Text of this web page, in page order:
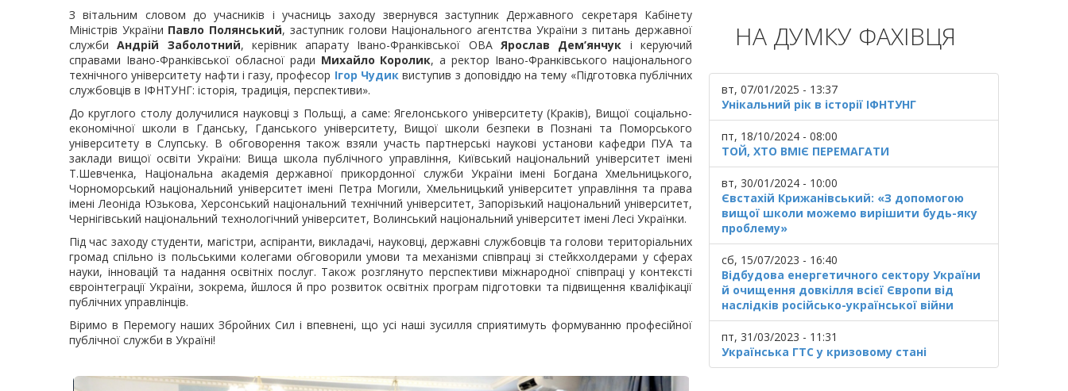
З вітальним словом до учасників і учасниць заходу звернувся заступник Державного секретаря Кабінету
Міністрів України Павло Полянський, заступник голови Національного агентства України з питань державної
службиАндрій Заболотний, керівник апарату Івано-Франківської ОВАЯрослав Дем’янчук і керуючий
справами Івано-Франківської обласної ради Михайло Королик, а ректор Івано-Франківського національного
технічного університету нафти і газу, професор Ігор Чудик виступив з доповіддю на тему «Підготовка публічних
службовців в ІФНТУНГ: історія, традиція, перспективи».
До круглого столу долучилися науковці з Польщі, а саме: Ягелонського університету (Краків), Вищої соціально-
економічної школи в Гданську, Гданського університету, Вищої школи безпеки в Познані та Поморського
університету в Слупську. В обговорення також взяли участь партнерські наукові установи кафедри ПУА та
заклади вищої освіти України: Вища школа публічного управління, Київський національний університет імені
Т.Шевченка, Національна академія державної прикордонної служби України імені Богдана Хмельницького,
Чорноморський національний університет імені Петра Могили, Хмельницький університет управління та права
імені Леоніда Юзькова, Херсонський національний технічний університет, Запорізький національний університет,
Чернігівський національний технологічний університет, Волинський національний університет імені Лесі Українки.
Під час заходу студенти, магістри, аспіранти, викладачі, науковці, державні службовців та голови територіальних
громад спільно із польськими колегами обговорили умови та механізми співпраці зі стейкхолдерами у сферах
науки, інновацій та надання освітніх послуг. Також розглянуто перспективи міжнародної співпраці у контексті
євроінтеграції України, зокрема, йшлося й про розвиток освітніх програм підготовки та підвищення кваліфікації
публічних управлінців.
Віримо в Перемогу наших Збройних Сил і впевнені, що усі наші зусилля сприятимуть формуванню професійної
публічної служби в Україні!
НА ДУМКУ ФАХІВЦЯ
вт, 07/01/2025 - 13:37
Унікальний рік в історії ІФНТУНГ
пт, 18/10/2024 - 08:00
ТОЙ, ХТО ВМІЄ ПЕРЕМАГАТИ
вт, 30/01/2024 - 10:00
Євстахій Крижанівський: «З допомогою
вищої школи можемо вирішити будь-яку
проблему»
сб, 15/07/2023 - 16:40
Відбудова енергетичного сектору України
й очищення довкілля всієї Європи від
наслідків російсько-української війни
пт, 31/03/2023 - 11:31
Українська ГТС у кризовому стані